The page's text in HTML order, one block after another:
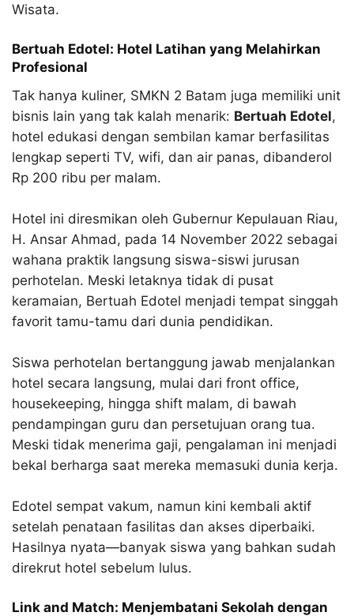
Wisata.
Bertuah Edotel: Hotel Latihan yang Melahirkan
Profesional
Tak hanya kuliner, SMKN 2 Batam juga memiliki unit
bisnis lain yang tak kalah menarik: Bertuah Edotel,
hotel edukasi dengan sembilan kamar berfasilitas
lengkap seperti TV, wifi, dan air panas, dibanderol
Rp 200 ribu per malam.​
Hotel ini diresmikan oleh Gubernur Kepulauan Riau,
H. Ansar Ahmad, pada 14 November 2022 sebagai
wahana praktik langsung siswa-siswi jurusan
perhotelan. Meski letaknya tidak di pusat
keramaian, Bertuah Edotel menjadi tempat singgah
favorit tamu-tamu dari dunia pendidikan.​​
Siswa perhotelan bertanggung jawab menjalankan
hotel secara langsung, mulai dari front office,
housekeeping, hingga shift malam, di bawah
pendampingan guru dan persetujuan orang tua.
Meski tidak menerima gaji, pengalaman ini menjadi
bekal berharga saat mereka memasuki dunia kerja.​
Edotel sempat vakum, namun kini kembali aktif
setelah penataan fasilitas dan akses diperbaiki.
Hasilnya nyata—banyak siswa yang bahkan sudah
direkrut hotel sebelum lulus.​
Link and Match: Menjembatani Sekolah dengan